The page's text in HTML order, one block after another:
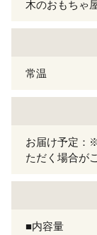
木のおもちゃ
常温
お届け予定：
ただく場合が
■内容量